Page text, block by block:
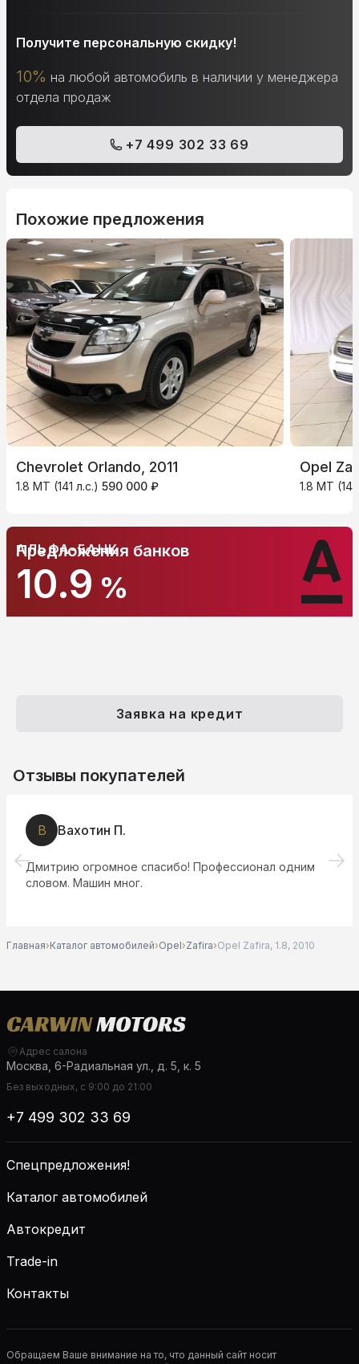
Получите персональную скидку!
10% на любой автомобиль в наличии у менеджера
отдела продаж
+7 499 302 33 69
Похожие предложения
Chevrolet Orlando, 2011
1.8 MT (141 л.с.) 590 000 ₽
Opel
1.8 MT
АЛЬФА-БАНК
10.9 %
Предложения банков
Заявка на кредит
Отзывы покупателей
В Вахотин П.
Дмитрию огромное спасибо! Профессионал одним
словом. Машин мног.
Главная›Каталог автомобилей›Opel›Zafira›Opel Zafira, 1.8, 2010
Адрес салона
Москва, 6-Радиальная ул., д. 5, к. 5
Без выходных, с 9:00 до 21:00
+7 499 302 33 69
Спецпредложения!
Каталог автомобилей
Автокредит
Trade-in
Контакты
Обращаем Ваше внимание на то, что данный сайт носит